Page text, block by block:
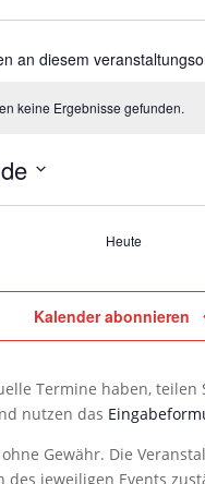
an diesem
keine Ergebnisse gefunden.
Heute
Kalender abonnieren
Termine haben, teilen
nutzen das
Gewähr. Die
des jeweiligen Events